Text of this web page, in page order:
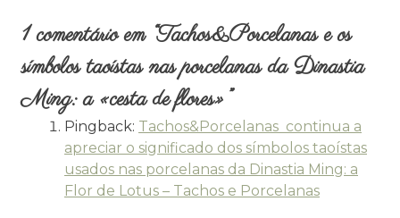
artigos
1 comentário em “Tachos&Porcelanas e os
símbolos taoístas nas porcelanas da Dinastia
Ming: a «cesta de flores» ”
Pingback: Tachos&Porcelanas continua a
apreciar o significado dos símbolos taoístas
usados nas porcelanas da Dinastia Ming: a
Flor de Lotus – Tachos e Porcelanas